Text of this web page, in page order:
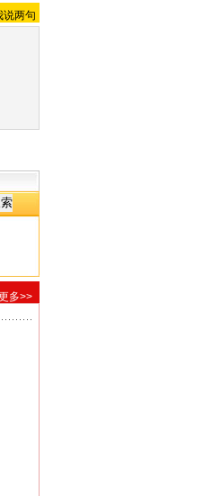
说两句
多>>